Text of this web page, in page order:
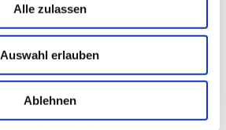
Alle zulassen
Auswahl erlauben
Ablehnen